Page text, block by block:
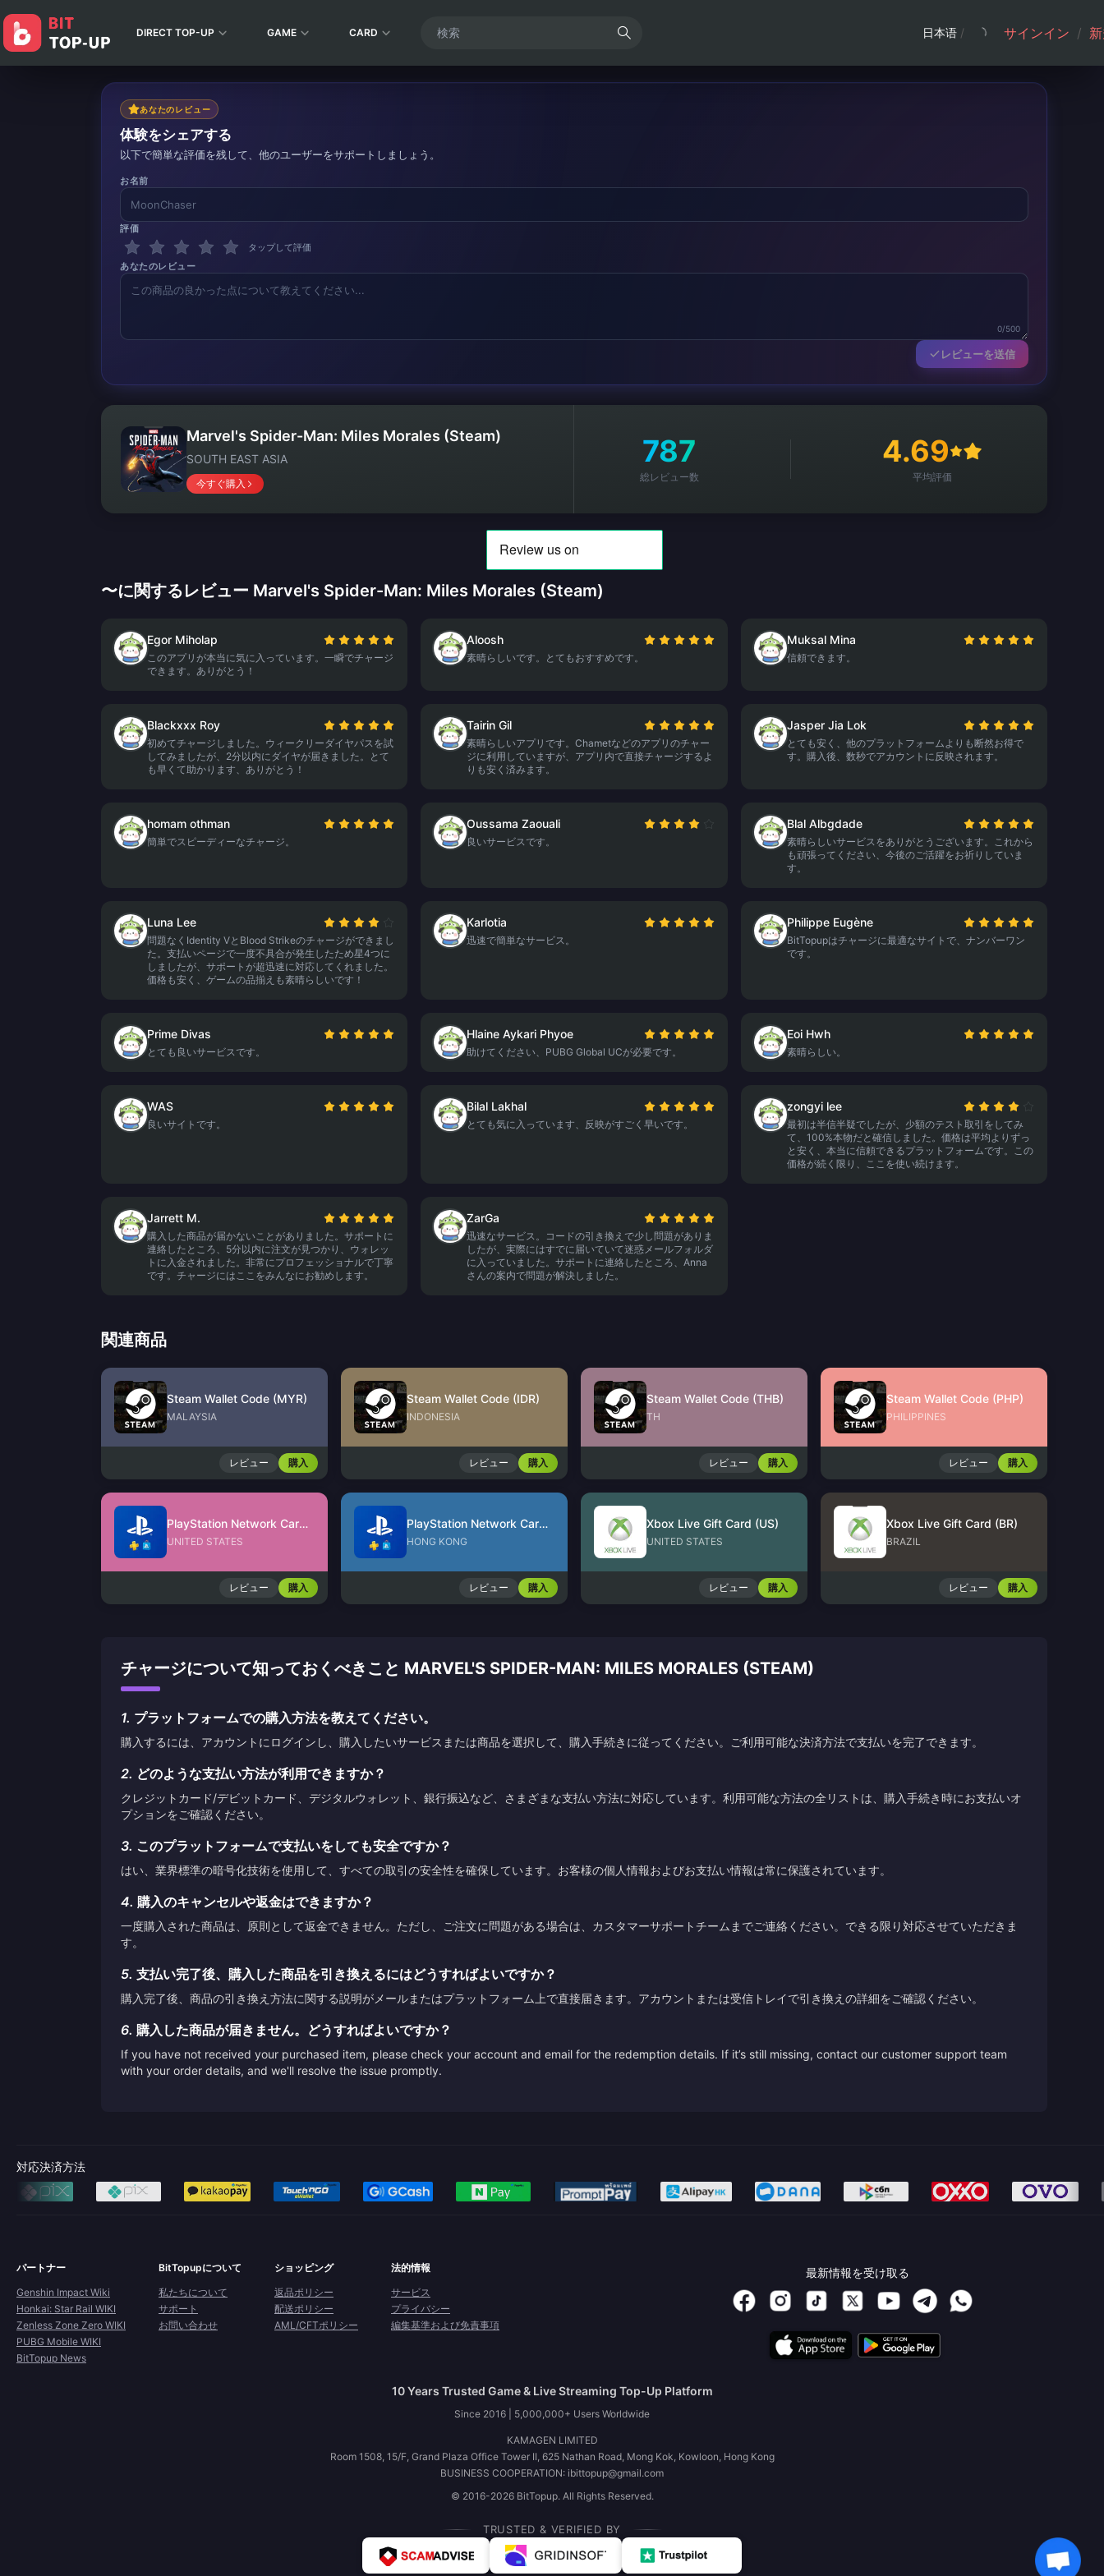
DIRECT TOP-UP GAME CARD 日本语 / サインイン /
あなたのレビュー
体験をシェアする
以下で簡単な評価を残して、他のユーザーをサポートしましょう。
お名前
評価
タップして評価
あなたのレビュー
0/500
レビューを送信
Marvel's Spider-Man: Miles Morales (Steam)
SOUTH EAST ASIA
今すぐ購入
787
総レビュー数
4.69
平均評価
〜に関するレビュー Marvel's Spider-Man: Miles Morales (Steam)
Egor Miholap
このアプリが本当に気に入っています。一瞬でチャージ
できます。ありがとう！
Aloosh
素晴らしいです。とてもおすすめです。
Muksal Mina
信頼できます。
Blackxxx Roy
初めてチャージしました。ウィークリーダイヤパスを試
してみましたが、2分以内にダイヤが届きました。とて
も早くて助かります、ありがとう！
Tairin Gil
素晴らしいアプリです。Chametなどのアプリのチャー
ジに利用していますが、アプリ内で直接チャージするよ
りも安く済みます。
Jasper Jia Lok
とても安く、他のプラットフォームよりも断然お得で
す。購入後、数秒でアカウントに反映されます。
homam othman
簡単でスピーディーなチャージ。
Oussama Zaouali
良いサービスです。
Blal Albgdade
素晴らしいサービスをありがとうございます。これから
も頑張ってください、今後のご活躍をお祈りしていま
す。
Luna Lee
問題なくIdentity VとBlood Strikeのチャージができまし
た。支払いページで一度不具合が発生したため星4つに
しましたが、サポートが超迅速に対応してくれました。
価格も安く、ゲームの品揃えも素晴らしいです！
Karlotia
迅速で簡単なサービス。
Philippe Eugène
BitTopupはチャージに最適なサイトで、ナンバーワン
です。
Prime Divas
とても良いサービスです。
Hlaine Aykari Phyoe
助けてください、PUBG Global UCが必要です。
Eoi Hwh
素晴らしい。
WAS
良いサイトです。
Bilal Lakhal
とても気に入っています、反映がすごく早いです。
zongyi lee
最初は半信半疑でしたが、少額のテスト取引をしてみ
て、100%本物だと確信しました。価格は平均よりずっ
と安く、本当に信頼できるプラットフォームです。この
価格が続く限り、ここを使い続けます。
Jarrett M.
購入した商品が届かないことがありました。サポートに
連絡したところ、5分以内に注文が見つかり、ウォレッ
トに入金されました。非常にプロフェッショナルで丁寧
です。チャージにはここをみんなにお勧めします。
ZarGa
迅速なサービス。コードの引き換えで少し問題がありま
したが、実際にはすでに届いていて迷惑メールフォルダ
に入っていました。サポートに連絡したところ、Anna
さんの案内で問題が解決しました。
関連商品
Steam Wallet Code (MYR)
MALAYSIA
レビュー 購入
Steam Wallet Code (IDR)
INDONESIA
レビュー 購入
Steam Wallet Code (THB)
TH
レビュー 購入
Steam Wallet Code (PHP)
PHILIPPINES
レビュー 購入
PlayStation Network Card (US)
UNITED STATES
レビュー 購入
PlayStation Network Card (HK)
HONG KONG
レビュー 購入
Xbox Live Gift Card (US)
UNITED STATES
レビュー 購入
Xbox Live Gift Card (BR)
BRAZIL
レビュー 購入
チャージについて知っておくべきこと MARVEL'S SPIDER-MAN: MILES MORALES (STEAM)
1. プラットフォームでの購入方法を教えてください。
購入するには、アカウントにログインし、購入したいサービスまたは商品を選択して、購入手続きに従ってください。ご利用可能な決済方法で支払いを完了できます。
2. どのような支払い方法が利用できますか？
クレジットカード/デビットカード、デジタルウォレット、銀行振込など、さまざまな支払い方法に対応しています。利用可能な方法の全リストは、購入手続き時にお支払いオ
プションをご確認ください。
3. このプラットフォームで支払いをしても安全ですか？
はい、業界標準の暗号化技術を使用して、すべての取引の安全性を確保しています。お客様の個人情報およびお支払い情報は常に保護されています。
4. 購入のキャンセルや返金はできますか？
一度購入された商品は、原則として返金できません。ただし、ご注文に問題がある場合は、カスタマーサポートチームまでご連絡ください。できる限り対応させていただきま
す。
5. 支払い完了後、購入した商品を引き換えるにはどうすればよいですか？
購入完了後、商品の引き換え方法に関する説明がメールまたはプラットフォーム上で直接届きます。アカウントまたは受信トレイで引き換えの詳細をご確認ください。
6. 購入した商品が届きません。どうすればよいですか？
If you have not received your purchased item, please check your account and email for the redemption details. If it’s still missing, contact our customer support team
with your order details, and we'll resolve the issue promptly.
対応決済方法
パートナー
Genshin Impact Wiki
Honkai: Star Rail WIKI
Zenless Zone Zero WIKI
PUBG Mobile WIKI
BitTopup News
BitTopupについて
私たちについて
サポート
お問い合わせ
ショッピング
返品ポリシー
配送ポリシー
AML/CFTポリシー
法的情報
サービス
プライバシー
編集基準および免責事項
最新情報を受け取る
10 Years Trusted Game & Live Streaming Top-Up Platform
Since 2016 | 5,000,000+ Users Worldwide
KAMAGEN LIMITED
Room 1508, 15/F, Grand Plaza Office Tower II, 625 Nathan Road, Mong Kok, Kowloon, Hong Kong
BUSINESS COOPERATION: ibittopup@gmail.com
© 2016-2026 BitTopup. All Rights Reserved.
TRUSTED & VERIFIED BY